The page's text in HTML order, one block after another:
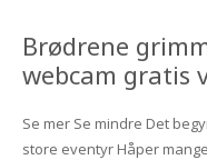
Brødrene
webcam gratis
Se mer Se mindre Det
store eventyr Håper